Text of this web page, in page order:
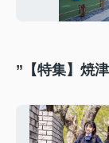
”【特集】焼